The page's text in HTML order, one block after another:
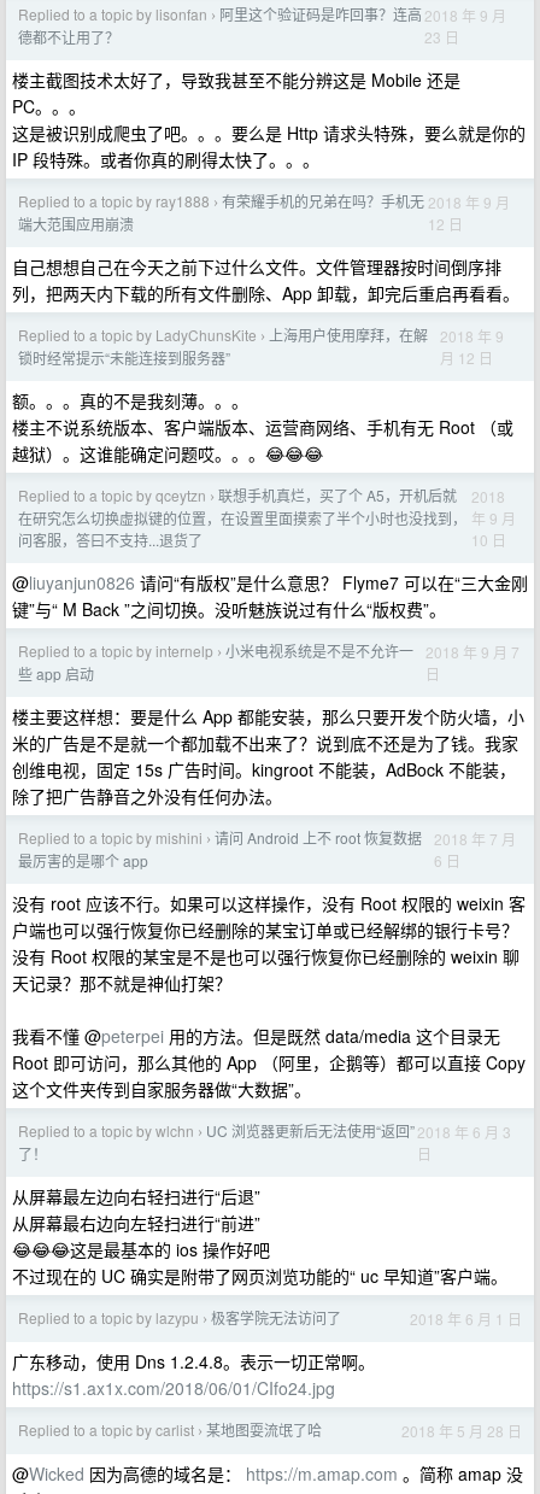
Replied to a topic by lisonfan › 阿里这个验证码是咋回事？连高
德都不让用了？
2018 年 9 月
23 日
楼主截图技术太好了，导致我甚至不能分辨这是 Mobile 还是
PC。。。
这是被识别成爬虫了吧。。。要么是 Http 请求头特殊，要么就是你的
IP 段特殊。或者你真的刷得太快了。。。
Replied to a topic by ray1888 › 有荣耀手机的兄弟在吗？手机无
端大范围应用崩溃
2018 年 9 月
12 日
自己想想自己在今天之前下过什么文件。文件管理器按时间倒序排
列，把两天内下载的所有文件删除、App 卸载，卸完后重启再看看。
Replied to a topic by LadyChunsKite ›
上海用户使用摩拜，在解
锁时经常提示“未能连接到服务器”
2018 年 9
月 12 日
额。。。真的不是我刻薄。。。
楼主不说系统版本、客户端版本、运营商网络、手机有无 Root （或
越狱）。这谁能确定问题哎。。。😂😂😂
Replied to a topic by qceytzn › 联想手机真烂，买了个 A5，开机后就
在研究怎么切换虚拟键的位置，在设置里面摸索了半个小时也没找到，
问客服，答曰不支持...退货了
2018
年 9 月
10 日
@liuyanjun0826 请问“有版权”是什么意思？ Flyme7 可以在“三大金刚
键”与“ M Back ”之间切换。没听魅族说过有什么“版权费”。
Replied to a topic by internelp › 小米电视系统是不是不允许一
些 app 启动
2018 年 9 月 7
日
楼主要这样想：要是什么 App 都能安装，那么只要开发个防火墙，小
米的广告是不是就一个都加载不出来了？说到底不还是为了钱。我家
创维电视，固定 15s 广告时间。kingroot 不能装，AdBock 不能装，
除了把广告静音之外没有任何办法。
Replied to a topic by mishini › 请问 Android 上不 root 恢复数据
最厉害的是哪个 app
2018 年 7 月
6 日
没有 root 应该不行。如果可以这样操作，没有 Root 权限的 weixin 客
户端也可以强行恢复你已经删除的某宝订单或已经解绑的银行卡号？
没有 Root 权限的某宝是不是也可以强行恢复你已经删除的 weixin 聊
天记录？那不就是神仙打架？
我看不懂 @peterpei 用的方法。但是既然 data/media 这个目录无
Root 即可访问，那么其他的 App （阿里，企鹅等）都可以直接 Copy
这个文件夹传到自家服务器做“大数据”。
Replied to a topic by wlchn › UC 浏览器更新后无法使用“返回”
了！
2018 年 6 月 3
日
从屏幕最左边向右轻扫进行“后退”
从屏幕最右边向左轻扫进行“前进”
😂😂😂这是最基本的 ios 操作好吧
不过现在的 UC 确实是附带了网页浏览功能的“ uc 早知道”客户端。
Replied to a topic by lazypu › 极客学院无法访问了 2018 年 6 月 1 日
广东移动，使用 Dns 1.2.4.8。表示一切正常啊。
https://s1.ax1x.com/2018/06/01/CIfo24.jpg
Replied to a topic by carlist › 某地图耍流氓了哈 2018 年 5 月 28 日
@Wicked 因为高德的域名是： https://m.amap.com 。简称 amap 没